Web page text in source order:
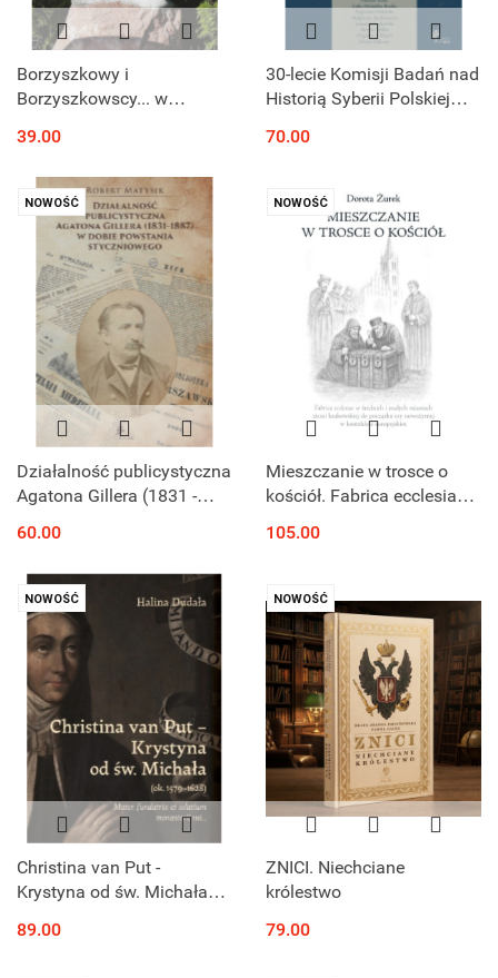
Borzyszkowy i
Borzyszkowscy... w
39.00
30-lecie Komisji Badań nad
Historią Syberii Polskiej
70.00
NOWOŚĆ
Działalność publicystyczna
Agatona Gillera (1831 -
styczniowego
60.00
NOWOŚĆ
Mieszczanie w trosce o
kościół. Fabrica ecclesiae
miastach ziemi
ery nowożytnej ...
105.00
NOWOŚĆ
Christina van Put -
Krystyna od św. Michała
fundatrix et solatium
89.00
NOWOŚĆ
ZNICI. Niechciane
królestwo
79.00